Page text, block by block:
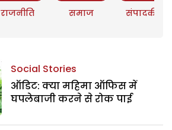
राजनीति समाज संपादकीय
Social Stories
ऑडिट: क्या महिमा ऑफिस में
घपलेबाजी करने से रोक पाई